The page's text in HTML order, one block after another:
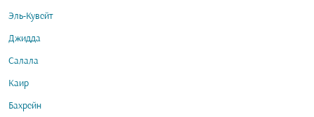
Эль-Кувейт
Джидда
Салала
Каир
Бахрейн